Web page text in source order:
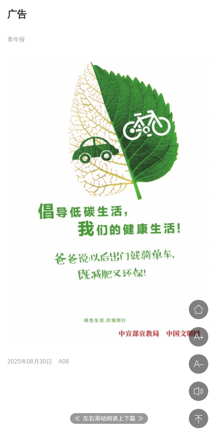
广告
青年报
2025年08月30日 A08